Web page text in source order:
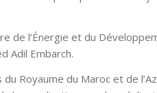
de l’Énergie et du
Adil Embarch.
Royaume du Maroc et de